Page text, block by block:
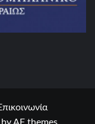
AF themes.